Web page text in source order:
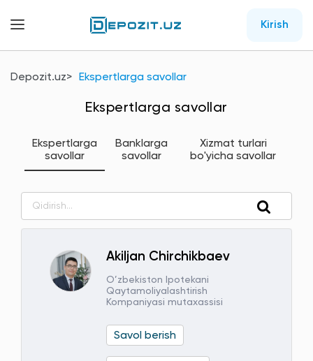
Kirish
Depozit.uz Ekspertlarga savollar
Ekspertlarga savollar
Ekspertlarga
savollar
Banklarga
savollar
Xizmat turlari
bo'yicha savollar
Akiljan Chirchikbaev
O’zbekiston Ipotekani
Qaytamoliyalashtirish
Kompaniyasi mutaxassisi
Savol berish